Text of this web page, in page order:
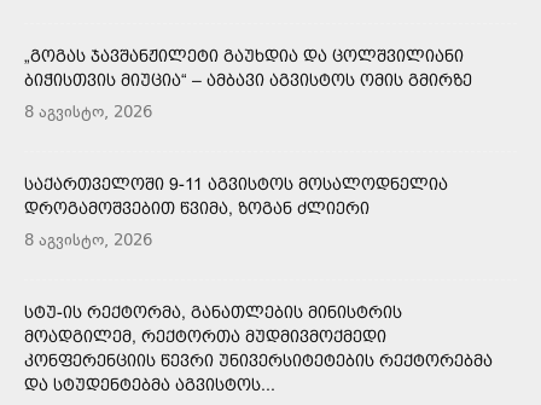
„ᲒᲝᲒᲐᲡ ᲯᲐᲕᲨᲐᲜᲟᲘᲚᲔᲢᲘ ᲒᲐᲣᲮᲓᲘᲐ ᲓᲐ ᲪᲝᲚᲨᲕᲘᲚᲘᲐᲜᲘ
ᲑᲘᲭᲘᲡᲗᲕᲘᲡ ᲛᲘᲣᲪᲘᲐ“ – ᲐᲛᲑᲐᲕᲘ ᲐᲒᲕᲘᲡᲢᲝᲡ ᲝᲛᲘᲡ ᲒᲛᲘᲠᲖᲔ
8 აგვისტო, 2026
ᲡᲐᲥᲐᲠᲗᲕᲔᲚᲝᲨᲘ 9-11 ᲐᲒᲕᲘᲡᲢᲝᲡ ᲛᲝᲡᲐᲚᲝᲓᲜᲔᲚᲘᲐ
ᲓᲠᲝᲒᲐᲛᲝᲨᲕᲔᲑᲘᲗ ᲬᲕᲘᲛᲐ, ᲖᲝᲒᲐᲜ ᲫᲚᲘᲔᲠᲘ
8 აგვისტო, 2026
ᲡᲢᲣ-ᲘᲡ ᲠᲔᲥᲢᲝᲠᲛᲐ, ᲒᲐᲜᲐᲗᲚᲔᲑᲘᲡ ᲛᲘᲜᲘᲡᲢᲠᲘᲡ
ᲛᲝᲐᲓᲒᲘᲚᲔᲛ, ᲠᲔᲥᲢᲝᲠᲗᲐ ᲛᲣᲓᲛᲘᲕᲛᲝᲥᲛᲔᲓᲘ
ᲙᲝᲜᲤᲔᲠᲔᲜᲪᲘᲘᲡ ᲬᲔᲕᲠᲘ ᲣᲜᲘᲕᲔᲠᲡᲘᲢᲔᲢᲔᲑᲘᲡ ᲠᲔᲥᲢᲝᲠᲔᲑᲛᲐ
ᲓᲐ ᲡᲢᲣᲓᲔᲜᲢᲔᲑᲛᲐ ᲐᲒᲕᲘᲡᲢᲝᲡ...